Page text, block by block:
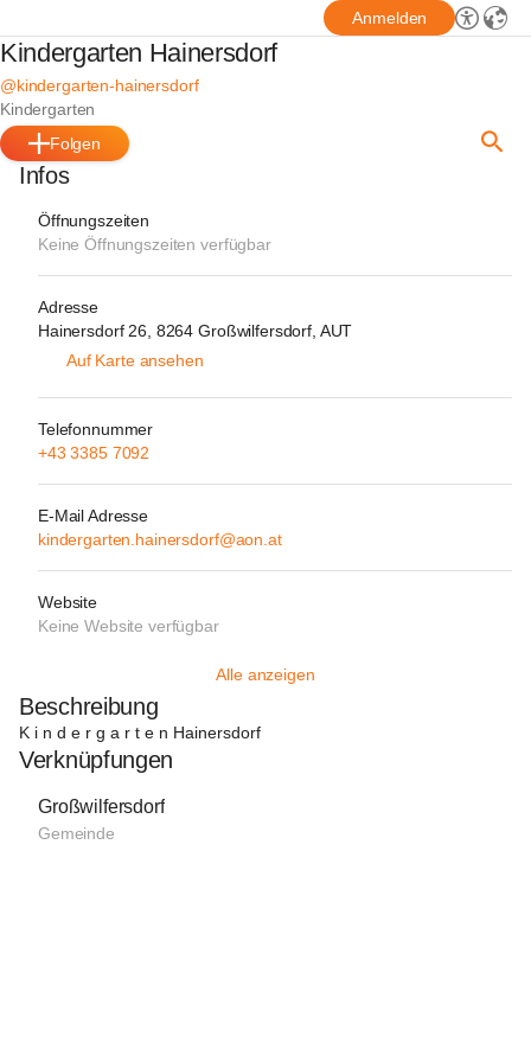
Anmelden
Kindergarten Hainersdorf
@kindergarten-hainersdorf
Kindergarten
Folgen
Infos
Öffnungszeiten
Keine Öffnungszeiten verfügbar
Adresse
Hainersdorf 26, 8264 Großwilfersdorf, AUT
Auf Karte ansehen
Telefonnummer
+43 3385 7092
E-Mail Adresse
kindergarten.hainersdorf@aon.at
Website
Keine Website verfügbar
Alle anzeigen
Beschreibung
K i n d e r g a r t e n Hainersdorf
Verknüpfungen
Großwilfersdorf
Gemeinde